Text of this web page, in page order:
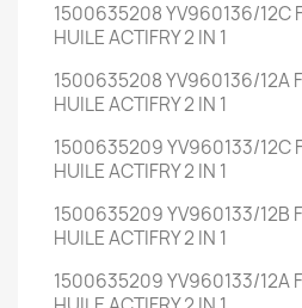
1500635208 YV960136/12C
HUILE ACTIFRY 2 IN 1
1500635208 YV960136/12A
HUILE ACTIFRY 2 IN 1
1500635209 YV960133/12C
HUILE ACTIFRY 2 IN 1
1500635209 YV960133/12B
HUILE ACTIFRY 2 IN 1
1500635209 YV960133/12A